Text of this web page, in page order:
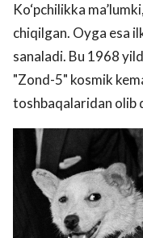
Ko‘pchilikka
chiqilgan. Oyga esa
sanaladi. Bu 1968
"Zond-5" kosmik
toshbaqalaridan olib